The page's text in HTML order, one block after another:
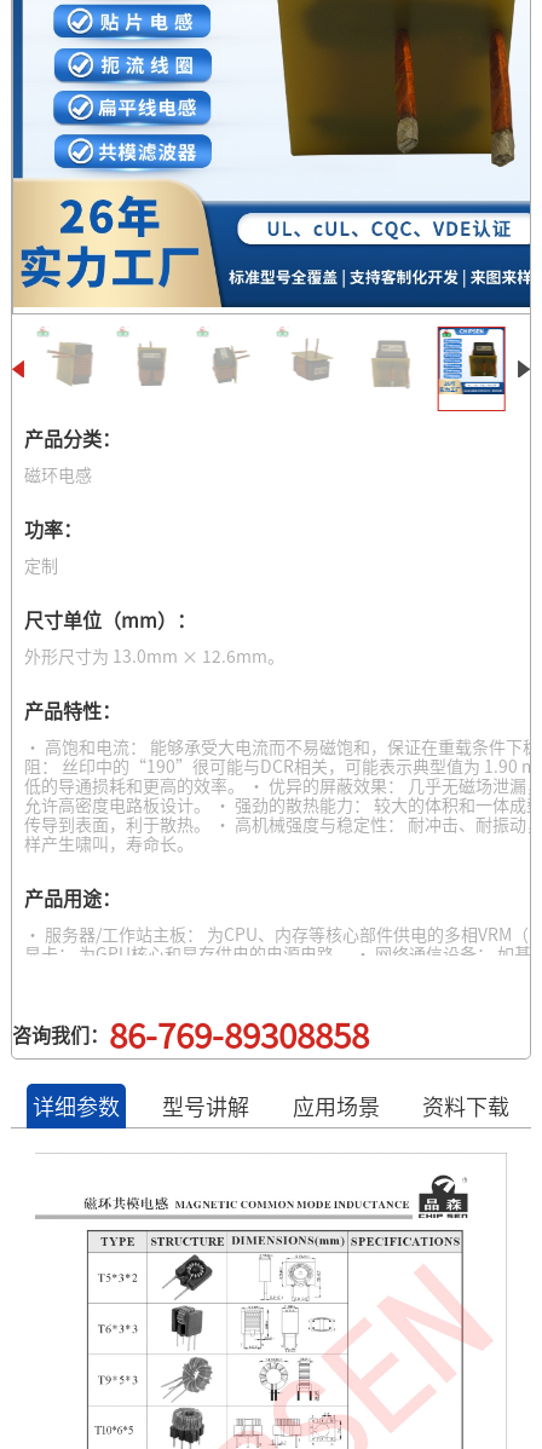
产品分类：
磁环电感
功率：
定制
尺寸单位（mm）：
外形尺寸为 13.0mm × 12.6mm。
产品特性：
· 高饱和电流： 能够承受大电流而不易磁饱和，保证在重载条件下
阻： 丝印中的“190”很可能与DCR相关，可能表示典型值为 1.90
低的导通损耗和更高的效率。 · 优异的屏蔽效果： 几乎无磁场泄漏
允许高密度电路板设计。 · 强劲的散热能力： 较大的体积和一体成
传导到表面，利于散热。 · 高机械强度与稳定性： 耐冲击、耐振动
样产生啸叫，寿命长。
产品用途：
· 服务器/工作站主板： 为CPU、内存等核心部件供电的多相VRM
显卡： 为GPU核心和显存供电的电源电路。 · 网络通信设备： 如基
咨询我们： 86-769-89308858
详细参数 型号讲解 应用场景 资料下载